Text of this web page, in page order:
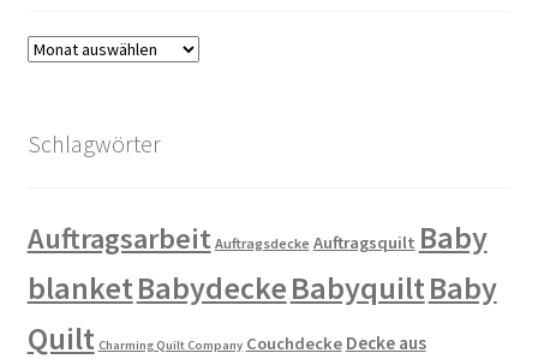
Archiv
Schlagwörter
Auftragsarbeit Auftragsdecke Auftragsquilt Baby
blanketBabydeckeBabyquiltBaby
Quilt Charming Quilt Company Couchdecke Decke aus